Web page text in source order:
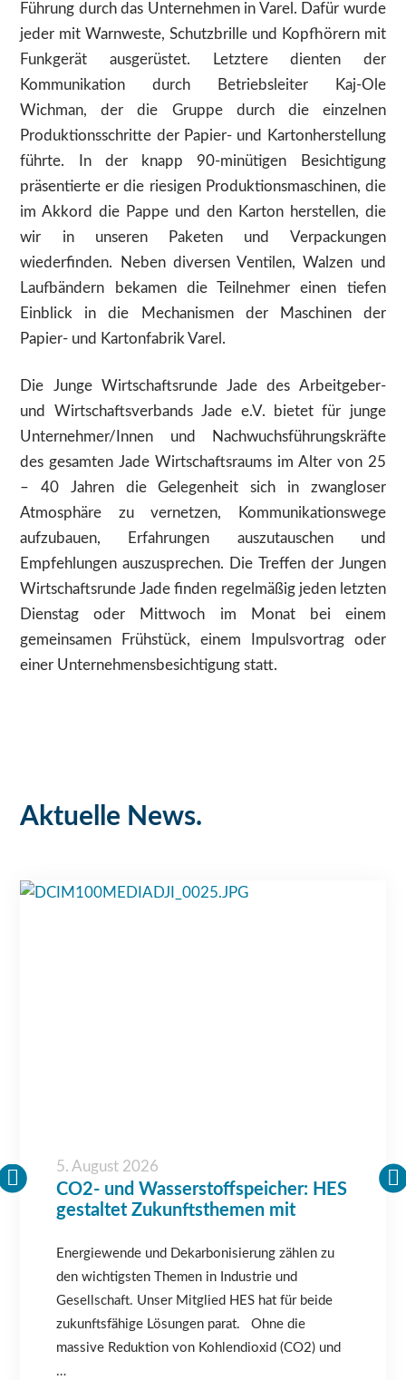
Führung durch das Unternehmen in Varel. Dafür wurde
jeder mit Warnweste, Schutzbrille und Kopfhörern mit
Funkgerät ausgerüstet. Letztere dienten der
Kommunikation durch Betriebsleiter Kaj-Ole
Wichman, der die Gruppe durch die einzelnen
Produktionsschritte der Papier- und Kartonherstellung
führte. In der knapp 90-minütigen Besichtigung
präsentierte er die riesigen Produktionsmaschinen, die
im Akkord die Pappe und den Karton herstellen, die
wir in unseren Paketen und Verpackungen
wiederfinden. Neben diversen Ventilen, Walzen und
Laufbändern bekamen die Teilnehmer einen tiefen
Einblick in die Mechanismen der Maschinen der
Papier- und Kartonfabrik Varel.
Die Junge Wirtschaftsrunde Jade des Arbeitgeber-
und Wirtschaftsverbands Jade e.V. bietet für junge
Unternehmer/Innen und Nachwuchsführungskräfte
des gesamten Jade Wirtschaftsraums im Alter von 25
– 40 Jahren die Gelegenheit sich in zwangloser
Atmosphäre zu vernetzen, Kommunikationswege
aufzubauen, Erfahrungen auszutauschen und
Empfehlungen auszusprechen. Die Treffen der Jungen
Wirtschaftsrunde Jade finden regelmäßig jeden letzten
Dienstag oder Mittwoch im Monat bei einem
gemeinsamen Frühstück, einem Impulsvortrag oder
einer Unternehmensbesichtigung statt.
Aktuelle News.
5. August 2026
CO2- und Wasserstoffspeicher: HES
gestaltet Zukunftsthemen mit
Energiewende und Dekarbonisierung zählen zu
den wichtigsten Themen in Industrie und
Gesellschaft. Unser Mitglied HES hat für beide
zukunftsfähige Lösungen parat. Ohne die
massive Reduktion von Kohlendioxid (CO2) und
…